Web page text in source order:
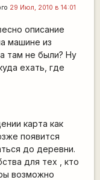
29 Июл, 2010 в 14:01
описание
машине из
там не были? Ну
ехать, где
карта как
появится
до деревни.
для тех , кто
возможно